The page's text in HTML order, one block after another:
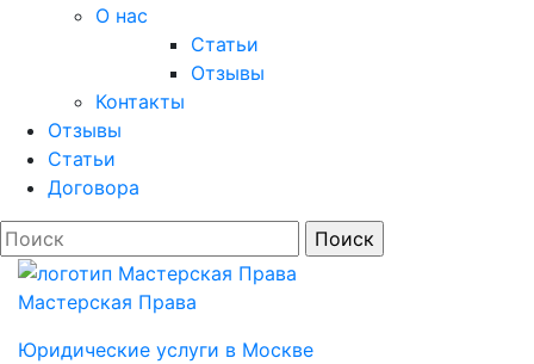
О нас
Статьи
Отзывы
Контакты
Отзывы
Статьи
Договора
Мастерская Права
Юридические услуги в Моcкве